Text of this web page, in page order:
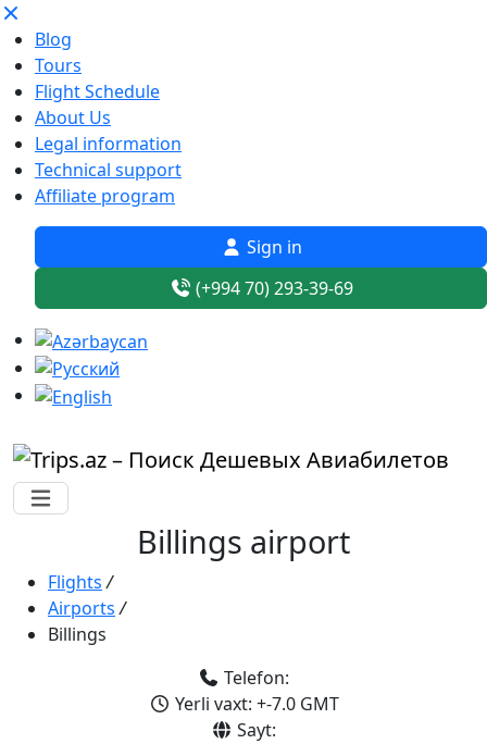
Blog
Tours
Flight Schedule
About Us
Legal information
Technical support
Affiliate program
Sign in
(+994 70) 293-39-69
Billings airport
Flights /
Airports /
Billings
Telefon:
Yerli vaxt: +-7.0 GMT
Sayt: